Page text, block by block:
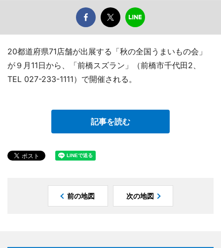
20都道府県71店舗が出展する「秋の全国うまいもの会」
が９月11日から、「前橋スズラン」（前橋市千代田2、
TEL 027-233-1111）で開催される。
記事を読む
前の地図 次の地図